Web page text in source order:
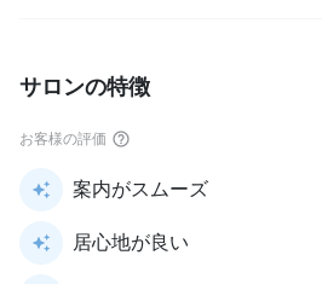
サロンの特徴
お客様の評価
案内がスムーズ
居心地が良い